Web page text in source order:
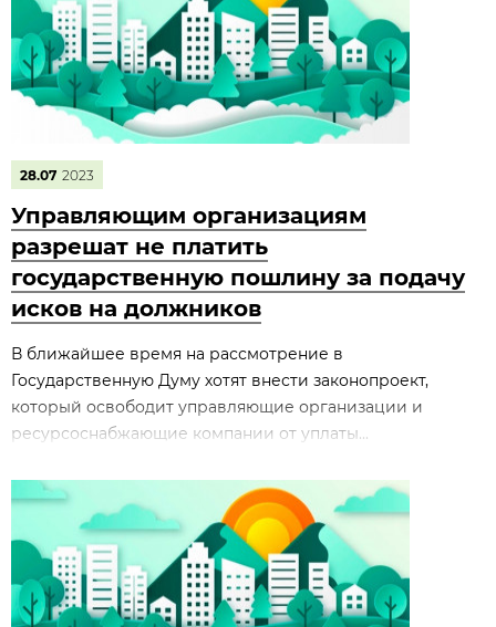
28.07 2023
Управляющим организациям
разрешат не платить
государственную пошлину за подачу
исков на должников
В ближайшее время на рассмотрение в
Государственную Думу хотят внести законопроект,
который освободит управляющие организации и
ресурсоснабжающие компании от уплаты...